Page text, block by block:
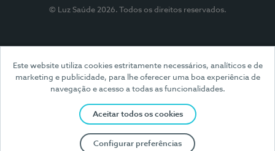
Este website utiliza cookies estritamente necessários, analíticos e de
marketing e publicidade, para lhe oferecer uma boa experiência de
navegação e acesso a todas as funcionalidades.
Aceitar todos os cookies
Configurar preferências
© Luz Saúde 2026. Todos os direitos reservados.